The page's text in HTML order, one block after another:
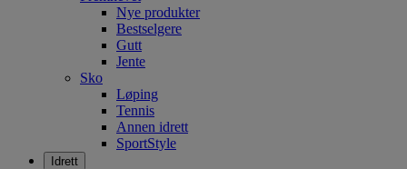
Nye produkter
Bestselgere
Gutt
Jente
Sko
Løping
Tennis
Annen idrett
SportStyle
Idrett